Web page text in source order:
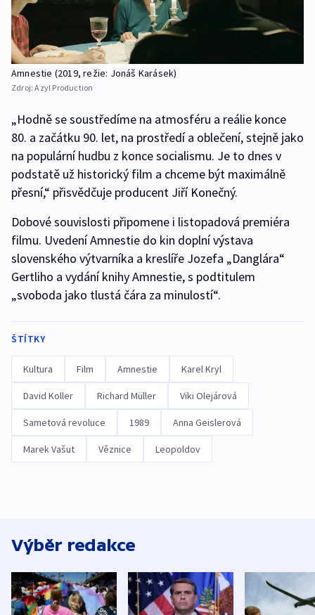
Amnestie (2019, režie: Jonáš Karásek)
Zdroj:Azyl Production
„Hodně se soustředíme na atmosféru a reálie konce
80. a začátku 90. let, na prostředí a oblečení, stejně jako
na populární hudbu z konce socialismu. Je to dnes v
podstatě už historický film a chceme být maximálně
přesní,“ přisvědčuje producent Jiří Konečný.
Dobové souvislosti připomene i listopadová premiéra
filmu. Uvedení Amnestie do kin doplní výstava
slovenského výtvarníka a kreslíře Jozefa „Danglára“
Gertliho a vydání knihy Amnestie, s podtitulem
„svoboda jako tlustá čára za minulostí“.
ŠTÍTKY
Kultura Film Amnestie Karel Kryl
David Koller Richard Müller Viki Olejárová
Sametová revoluce 1989 Anna Geislerová
Marek Vašut Věznice Leopoldov
Výběr redakce